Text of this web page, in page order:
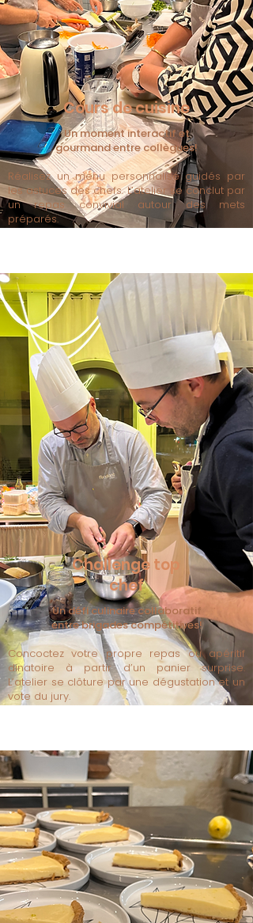
Cours de cuisine
Un moment interactif et
gourmand entre collègues!
Réalisez un menu personnalisé guidés par
les astuces des chefs. L’atelier se conclut par
un repas convivial autour des mets
préparés.
Challenge top
chef
Un défi culinaire collaboratif
entre brigades compétitives!
Concoctez votre propre repas ou apéritif
dinatoire à partir d’un panier surprise.
L’atelier se clôture par une dégustation et un
vote du jury.